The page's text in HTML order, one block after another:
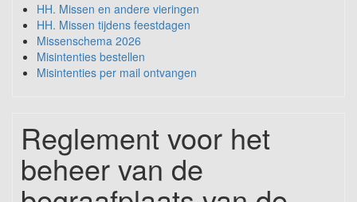
HH. Missen en andere vieringen
HH. Missen tijdens feestdagen
Missenschema 2026
Misintenties bestellen
Misintenties per mail ontvangen
Reglement voor het
beheer van de